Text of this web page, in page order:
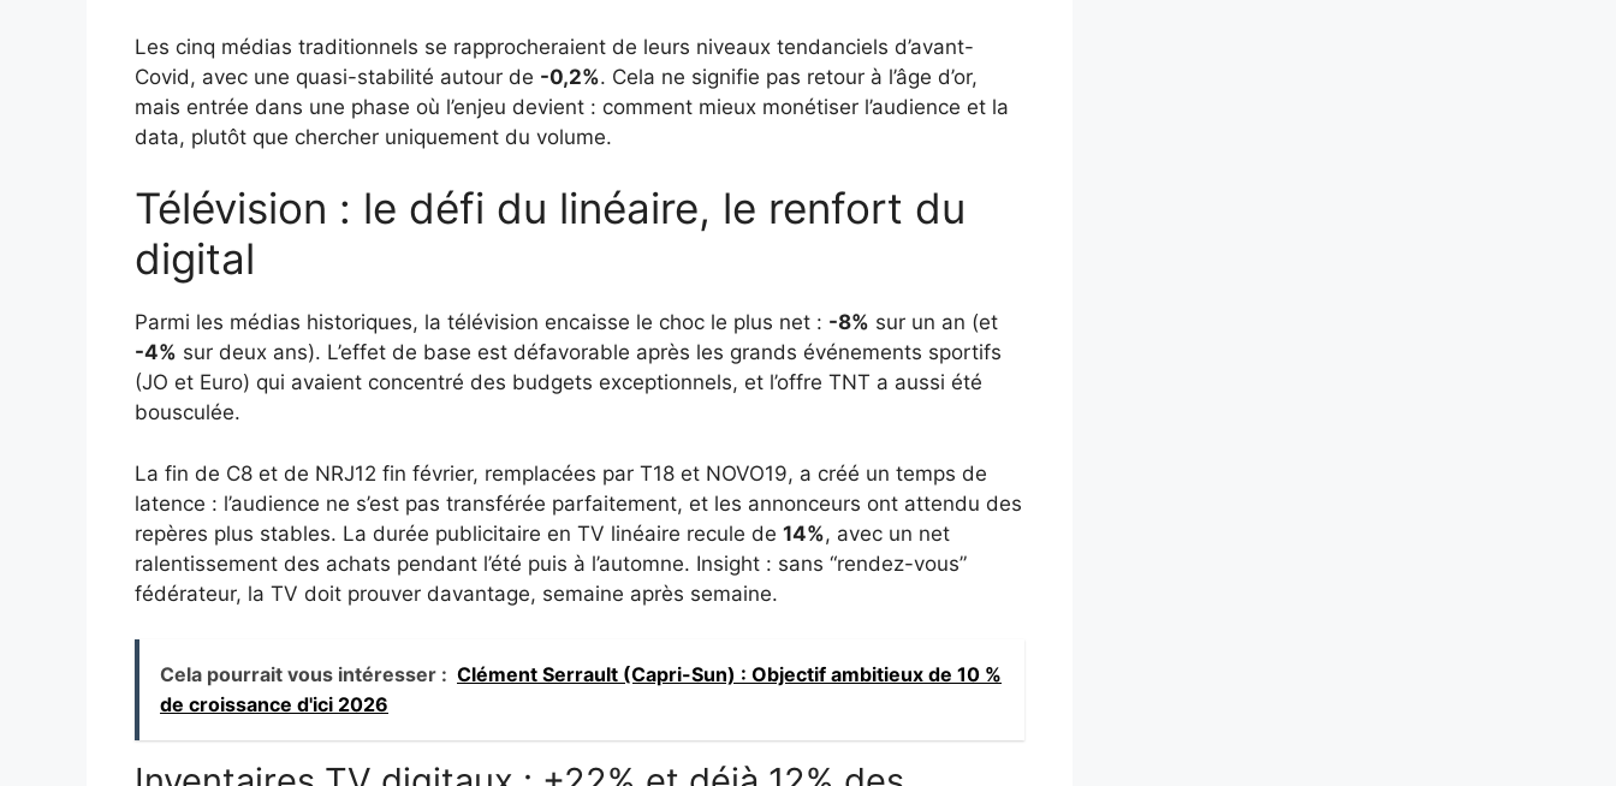
Les cinq médias traditionnels se rapprocheraient de leurs niveaux tendanciels d’avant-
Covid, avec une quasi-stabilité autour de -0,2%. Cela ne signifie pas retour à l’âge d’or,
mais entrée dans une phase où l’enjeu devient : comment mieux monétiser l’audience et la
data, plutôt que chercher uniquement du volume.
Télévision : le défi du linéaire, le renfort du
digital
Parmi les médias historiques, la télévision encaisse le choc le plus net : -8% sur un an (et
-4% sur deux ans). L’effet de base est défavorable après les grands événements sportifs
(JO et Euro) qui avaient concentré des budgets exceptionnels, et l’offre TNT a aussi été
bousculée.
La fin de C8 et de NRJ12 fin février, remplacées par T18 et NOVO19, a créé un temps de
latence : l’audience ne s’est pas transférée parfaitement, et les annonceurs ont attendu des
repères plus stables. La durée publicitaire en TV linéaire recule de 14%, avec un net
ralentissement des achats pendant l’été puis à l’automne. Insight : sans “rendez-vous”
fédérateur, la TV doit prouver davantage, semaine après semaine.
Cela pourrait vous intéresser : Clément Serrault (Capri-Sun) : Objectif ambitieux de 10 %
de croissance d'ici 2026